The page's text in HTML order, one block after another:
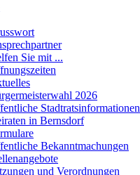
Sie mit ...
2026
Stadtratsinformationen
in Bernsdorf
Bekanntmachungen
und Verordnungen